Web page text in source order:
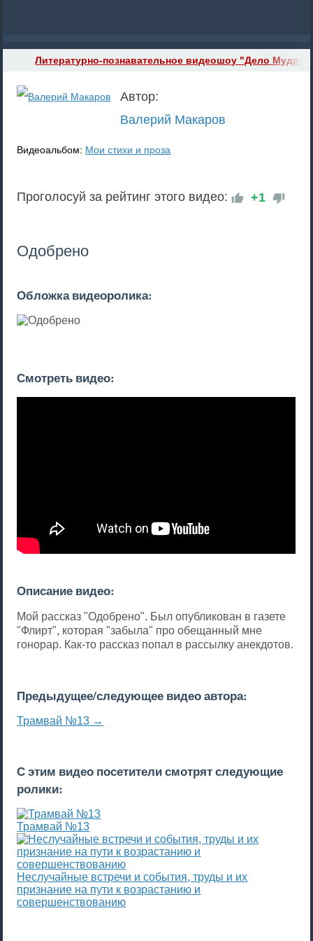
Литературно-познавательное видеошоу "Дело
Автор:
Валерий Макаров
Видеоальбом: Мои стихи и проза
Проголосуй за рейтинг этого видео: +1
Одобрено
Обложка видеоролика:
Смотреть видео:
Описание видео:
Мой рассказ "Одобрено". Был опубликован в газете
"Флирт", которая "забыла" про обещанный мне
гонорар. Как-то рассказ попал в рассылку анекдотов.
Предыдущее/следующее видео автора:
Трамвай №13 →
С этим видео посетители смотрят следующие
ролики:
Трамвай №13
Неслучайные встречи и события, труды и их
признание на пути к возрастанию и
совершенствованию